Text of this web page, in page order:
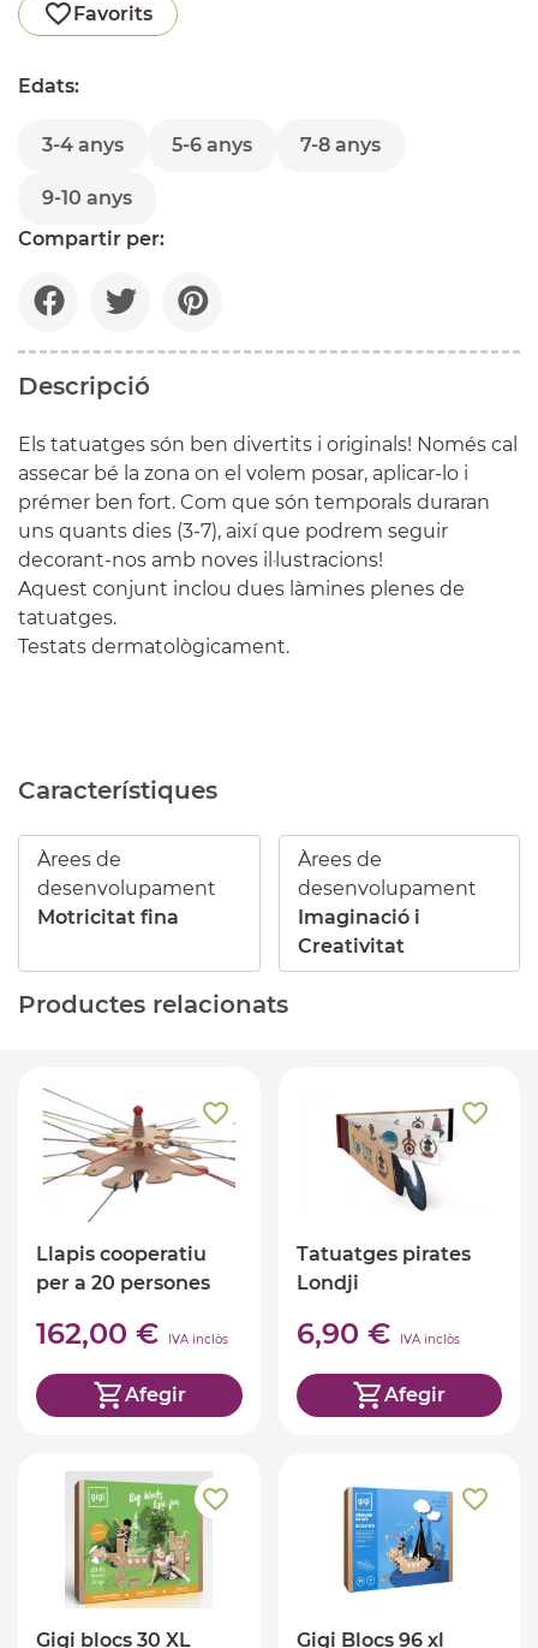
Favorits
Edats:
3-4 anys 5-6 anys 7-8 anys
9-10 anys
Compartir per:
Descripció
Els tatuatges són ben divertits i originals! Només cal
assecar bé la zona on el volem posar, aplicar-lo i
prémer ben fort. Com que són temporals duraran
uns quants dies (3-7), així que podrem seguir
decorant-nos amb noves il·lustracions!
Aquest conjunt inclou dues làmines plenes de
tatuatges.
Testats dermatològicament.
Característiques
Àrees de
desenvolupament
Motricitat fina
Àrees de
desenvolupament
Imaginació i
Creativitat
Productes relacionats
Llapis cooperatiu
per a 20 persones
162,00 € IVA inclòs
Afegir
Tatuatges pirates
Londji
6,90 € IVA inclòs
Afegir
Gigi blocs 30 XL Gigi Blocs 96 xl